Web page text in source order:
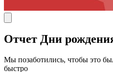
Отчет Дни
Мы позаботились, чтобы это
быстро